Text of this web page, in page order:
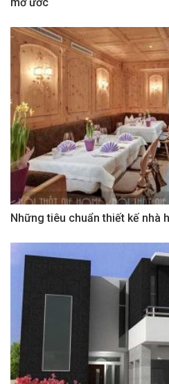
Những tiêu chuẩn thiết kế nhà